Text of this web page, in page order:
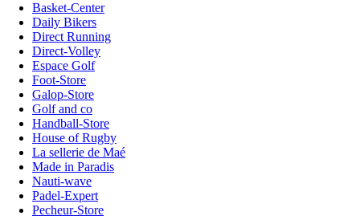
Basket-Center
Daily Bikers
Direct Running
Direct-Volley
Espace Golf
Foot-Store
Galop-Store
Golf and co
Handball-Store
House of Rugby
La sellerie de Maé
Made in Paradis
Nauti-wave
Padel-Expert
Pecheur-Store